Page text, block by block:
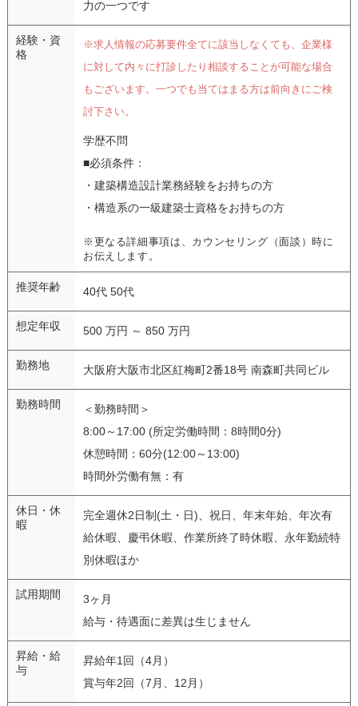
力の一つです
経験・資
格
※求人情報の応募要件全てに該当しなくても、企業様
に対して内々に打診したり相談することが可能な場合
もございます。一つでも当てはまる方は前向きにご検
討下さい。
学歴不問
■必須条件：
・建築構造設計業務経験をお持ちの方
・構造系の一級建築士資格をお持ちの方
※更なる詳細事項は、カウンセリング（面談）時に
お伝えします。
推奨年齢 40代 50代
想定年収 500 万円 ～ 850 万円
勤務地 大阪府大阪市北区紅梅町2番18号 南森町共同ビル
勤務時間
＜勤務時間＞
8:00～17:00 (所定労働時間：8時間0分)
休憩時間：60分(12:00～13:00)
時間外労働有無：有
休日・休
暇
完全週休2日制(土・日)、祝日、年末年始、年次有
給休暇、慶弔休暇、作業所終了時休暇、永年勤続特
別休暇ほか
試用期間
3ヶ月
給与・待遇面に差異は生じません
昇給・給
与
昇給年1回（4月）
賞与年2回（7月、12月）